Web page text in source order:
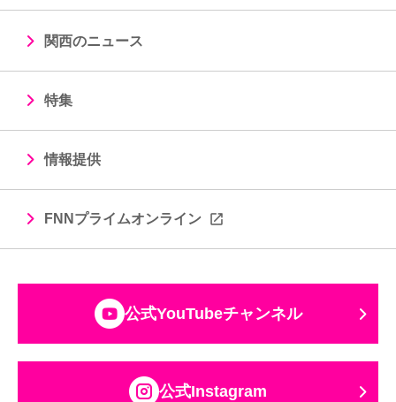
関西のニュース
特集
情報提供
FNNプライムオンライン
公式YouTubeチャンネル
公式Instagram